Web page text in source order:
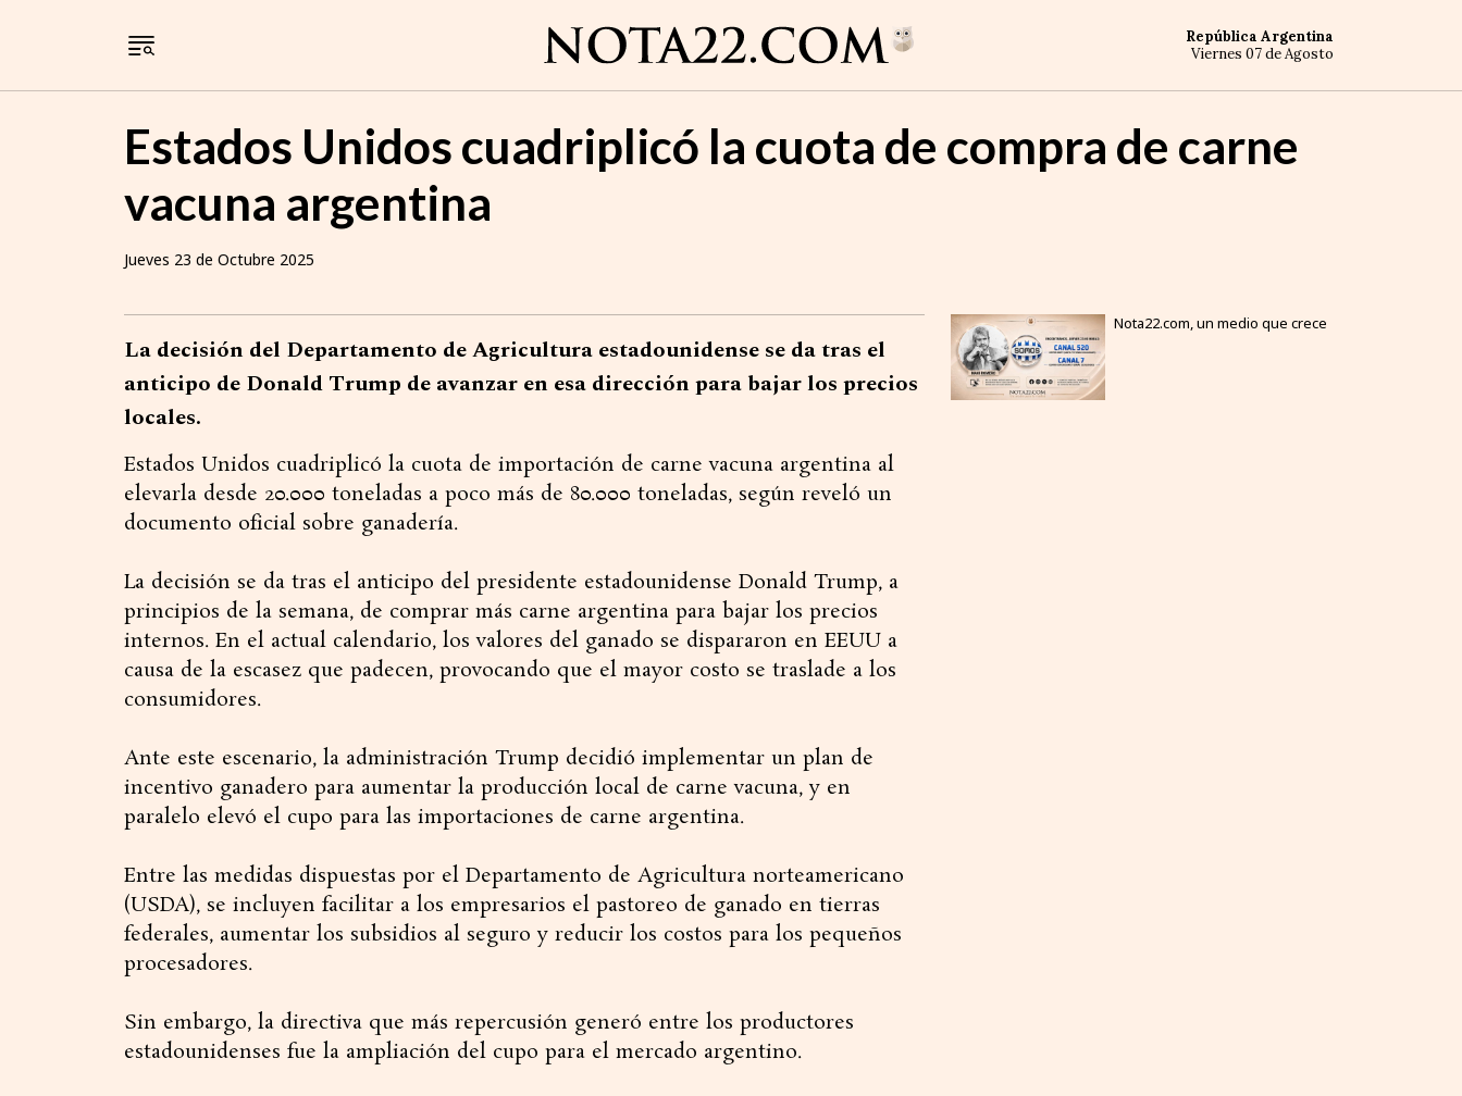
República Argentina
Viernes 07 de Agosto
Estados Unidos cuadriplicó la cuota de compra de carne
vacuna argentina
Jueves 23 de Octubre 2025
La decisión del Departamento de Agricultura estadounidense se da tras el
anticipo de Donald Trump de avanzar en esa dirección para bajar los precios
locales.
Estados Unidos cuadriplicó la cuota de importación de carne vacuna argentina al
elevarla desde 20.000 toneladas a poco más de 80.000 toneladas, según reveló un
documento oficial sobre ganadería.
La decisión se da tras el anticipo del presidente estadounidense Donald Trump, a
principios de la semana, de comprar más carne argentina para bajar los precios
internos. En el actual calendario, los valores del ganado se dispararon en EEUU a
causa de la escasez que padecen, provocando que el mayor costo se traslade a los
consumidores.
Ante este escenario, la administración Trump decidió implementar un plan de
incentivo ganadero para aumentar la producción local de carne vacuna, y en
paralelo elevó el cupo para las importaciones de carne argentina.
Entre las medidas dispuestas por el Departamento de Agricultura norteamericano
(USDA), se incluyen facilitar a los empresarios el pastoreo de ganado en tierras
federales, aumentar los subsidios al seguro y reducir los costos para los pequeños
procesadores.
Sin embargo, la directiva que más repercusión generó entre los productores
estadounidenses fue la ampliación del cupo para el mercado argentino.
Nota22.com, un medio que crece